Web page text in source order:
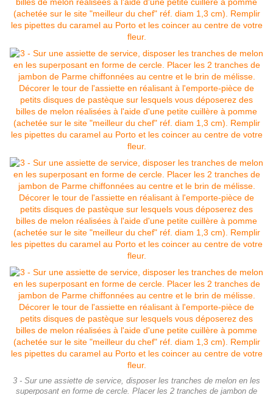
3 - Sur une assiette de service, disposer les tranches de melon en les
superposant en forme de cercle. Placer les 2 tranches de jambon de